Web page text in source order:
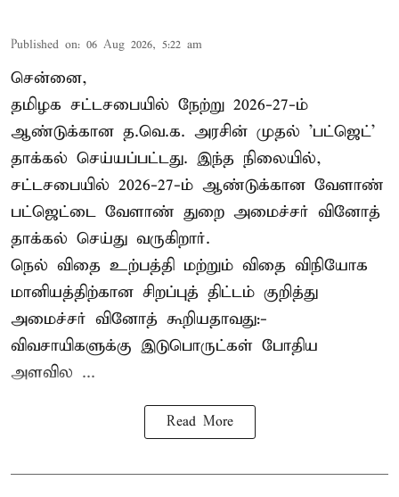
Published on: 06 Aug 2026, 5:22 am
சென்னை,
தமிழக சட்டசபையில் நேற்று 2026-27-ம்
ஆண்டுக்கான த.வெ.க. அரசின் முதல் 'பட்ஜெட்'
தாக்கல் செய்யப்பட்டது. இந்த நிலையில்,
சட்டசபையில் 2026-27-ம் ஆண்டுக்கான வேளாண்
பட்ஜெட்டை வேளாண் துறை அமைச்சர் வினோத்
தாக்கல் செய்து வருகிறார்.
நெல் விதை உற்பத்தி மற்றும் விதை விநியோக
மானியத்திற்கான சிறப்புத் திட்டம் குறித்து
அமைச்சர் வினோத் கூறியதாவது:-
விவசாயிகளுக்கு இடுபொருட்கள் போதிய
அளவில ...
Read More